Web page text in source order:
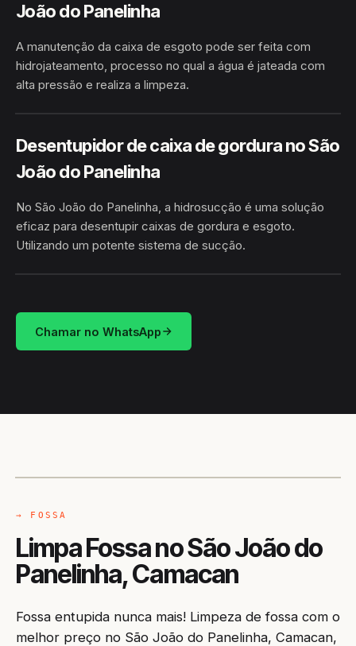
João do Panelinha
A manutenção da caixa de esgoto pode ser feita com
hidrojateamento, processo no qual a água é jateada com
alta pressão e realiza a limpeza.
HIDROJATEAMENTO
SÃO JOÃO DO PANELINHA ·
Desentupidor de caixa de gordura no São
João do Panelinha
No São João do Panelinha, a hidrosucção é uma solução
eficaz para desentupir caixas de gordura e esgoto.
Utilizando um potente sistema de sucção.
HIDROSUCÇÃO SÃO JOÃO DO PANELINHA · CAMACAN/BA
Chamar no WhatsApp
→ FOSSA
Limpa Fossa no São João do
Panelinha, Camacan
Fossa entupida nunca mais! Limpeza de fossa com o
melhor preço no São João do Panelinha, Camacan,